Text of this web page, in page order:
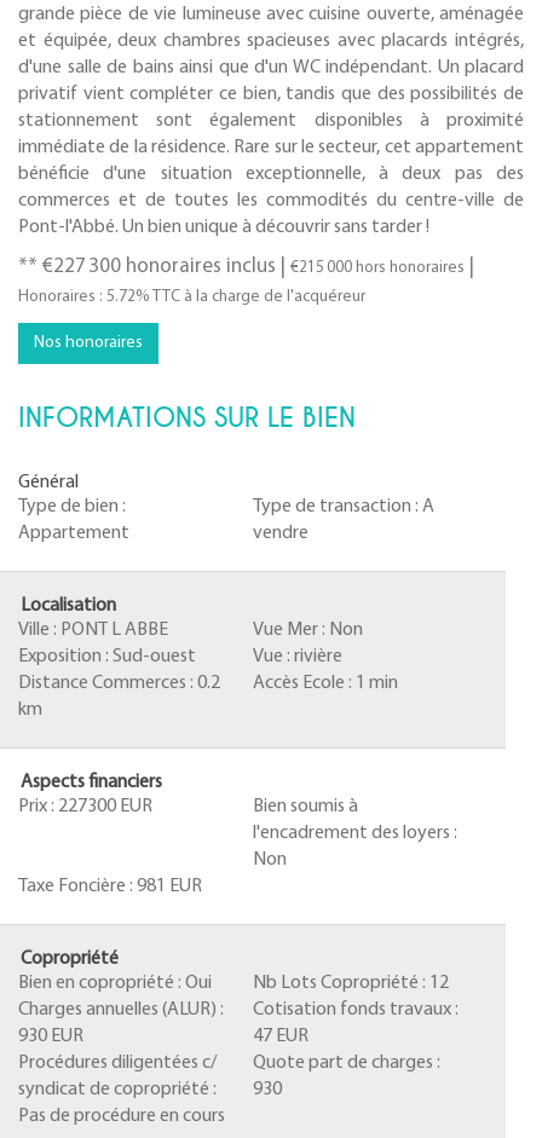
grande pièce de vie lumineuse avec cuisine ouverte, aménagée
et équipée, deux chambres spacieuses avec placards intégrés,
d'une salle de bains ainsi que d'un WC indépendant. Un placard
privatif vient compléter ce bien, tandis que des possibilités de
stationnement sont également disponibles à proximité
immédiate de la résidence. Rare sur le secteur, cet appartement
bénéficie d'une situation exceptionnelle, à deux pas des
commerces et de toutes les commodités du centre-ville de
Pont-l'Abbé. Un bien unique à découvrir sans tarder !
** €227 300 honoraires inclus €215 000 hors honoraires
Honoraires : 5.72% TTC à la charge de l'acquéreur
Nos honoraires
INFORMATIONS SUR LE BIEN
Général
Type de bien :
Appartement
Type de transaction : A
vendre
Localisation
Ville : PONT L ABBE Vue Mer : Non
Exposition : Sud-ouest Vue : rivière
Distance Commerces : 0.2
km
Accès Ecole : 1 min
Aspects financiers
Prix : 227300 EUR
Bien soumis à
l'encadrement des loyers :
Non
Taxe Foncière : 981 EUR
Copropriété
Bien en copropriété : Oui Nb Lots Copropriété : 12
Charges annuelles (ALUR) :
930 EUR
Cotisation fonds travaux :
47 EUR
Procédures diligentées c/
syndicat de copropriété :
Pas de procédure en cours
Quote part de charges :
930